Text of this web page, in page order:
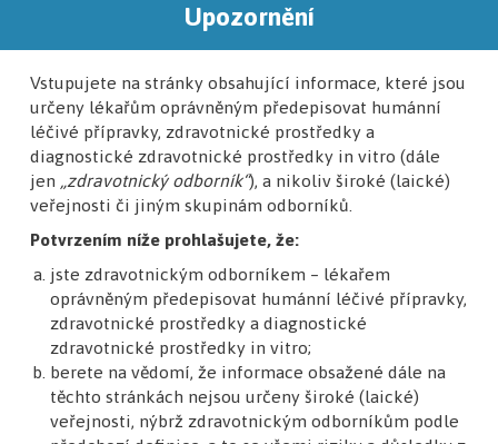
(Salzburg, Pittsburgh, New York, Stanford). Je
členem České společnosti otorinolaryngologie a
chirurgie hlavy a krku ČLS JEP, České společnosti
pro výzkum spánku a spánkovou medicínu a
Evropské rinologické společnosti. Pedagogicky
působí na Lékařské fakultě Ostravské univerzity.
Odborně se zabývá otorinolaryngologií v celé
šíři, předmětem zvláštního zájmu jsou
rinochirurgie, chirurgie spodiny lební, chirurgie
očnice, operace slzných cest a chirurgická léčba
chrápání, chirurgie štítné žlázy a onkochirurgie.
Je autorem tří monografií, kapitol v 20
monografiích, publikoval 106 prací (56
Upozornění
Vstupujete na stránky obsahující informace, které jsou
určeny lékařům oprávněným předepisovat humánní
léčivé přípravky, zdravotnické prostředky a
diagnostické zdravotnické prostředky in vitro (dále
jen „zdravotnický odborník“), a nikoliv široké (laické)
veřejnosti či jiným skupinám odborníků.
Potvrzením níže prohlašujete, že:
jste zdravotnickým odborníkem – lékařem
oprávněným předepisovat humánní léčivé přípravky,
zdravotnické prostředky a diagnostické
zdravotnické prostředky in vitro;
berete na vědomí, že informace obsažené dále na
těchto stránkách nejsou určeny široké (laické)
veřejnosti, nýbrž zdravotnickým odborníkům podle